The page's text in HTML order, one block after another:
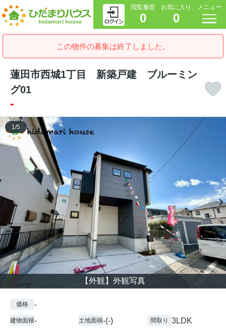
閲覧履歴
0
お気に入り
0
メニュー
この物件の募集は終了しました。
蓮田市西城1丁目 新築戸建 ブルーミン
グ01
-
【外観】外観写真
1/5
価格 -
建物面積- 土地面積-(-) 間取り 3LDK